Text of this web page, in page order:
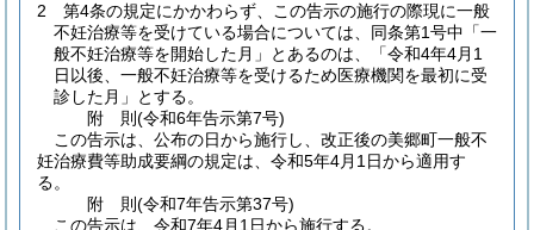
2
第4条の規定にかかわらず、この告示の施行の際現に一般
不妊治療等を受けている場合については、同条第1号中「一
般不妊治療等を開始した月」とあるのは、「令和4年4月1
日以後、一般不妊治療等を受けるため医療機関を最初に受
診した月」とする。
附 則(令和6年告示第7号)
この告示は、公布の日から施行し、改正後の美郷町一般不
妊治療費等助成要綱の規定は、令和5年4月1日から適用す
る。
附 則(令和7年告示第37号)
この告示は、令和7年4月1日から施行する。